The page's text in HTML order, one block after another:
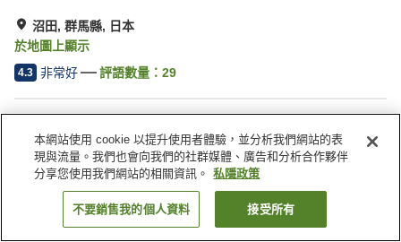
沼田, 群馬縣, 日本
於地圖上顯示
4.3 非常好 評語數量： 29
Wi-Fi
休息室
酒吧
全幢禁煙
日本 群馬縣 沼田 玉原高原 Rapport 旅館
找客房
本網站使用 cookie 以提升使用者體驗，並分析我們網站的表
現與流量。我們也會向我們的社群媒體、廣告和分析合作夥伴
分享您使用我們網站的相關資訊。
私隱政策
不要銷售我的個人資料 接受所有